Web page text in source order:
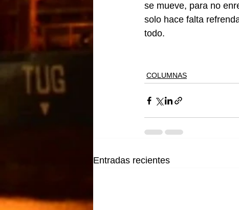
se mueve, para no
solo hace falta
todo.
COLUMNAS
Entradas recientes